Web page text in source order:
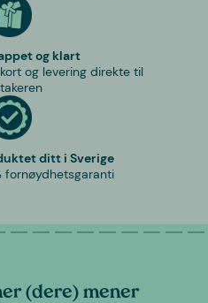
og klart
og levering direkte til
ditt i Sverige
fornøydhetsgaranti
(dere) mener